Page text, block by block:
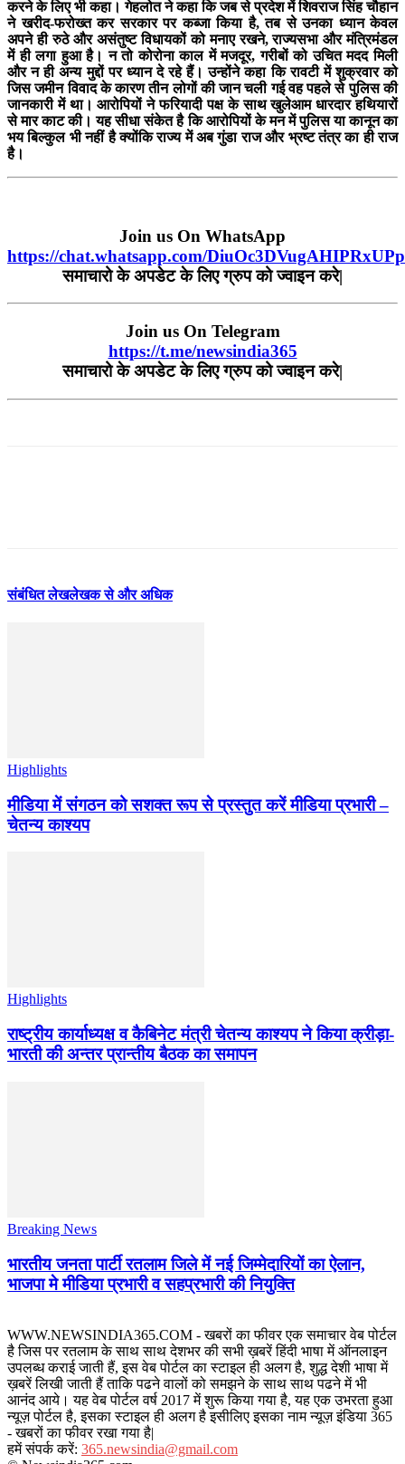
करने के लिए भी कहा। गेहलोत ने कहा कि जब से प्रदेश में शिवराज सिंह चौहान
ने खरीद-फरोख्त कर सरकार पर कब्जा किया है, तब से उनका ध्यान केवल
अपने ही रुठे और असंतुष्ट विधायकों को मनाए रखने, राज्यसभा और मंत्रिमंडल
में ही लगा हुआ है। न तो कोरोना काल में मजदूर, गरीबों को उचित मदद मिली
और न ही अन्य मुद्दों पर ध्यान दे रहे हैं। उन्होंने कहा कि रावटी में शुक्रवार को
जिस जमीन विवाद के कारण तीन लोगों की जान चली गई वह पहले से पुलिस की
जानकारी में था। आरोपियों ने फरियादी पक्ष के साथ खुलेआम धारदार हथियारों
से मार काट की। यह सीधा संकेत है कि आरोपियों के मन में पुलिस या कानून का
भय बिल्कुल भी नहीं है क्योंकि राज्य में अब गुंडा राज और भ्रष्ट तंत्र का ही राज
है।
Join us On WhatsApp
https://chat.whatsapp.com/
समाचारो के अपडेट के लिए ग्रुप को ज्वाइन करे|
Join us On Telegram
https://t.me/newsindia365
समाचारोकेअपडेटकेलिएग्रुपकोज्वाइनकरे|
संबंधित लेखलेखक से और अधिक
Highlights
मीडिया में संगठन को सशक्त रूप से प्रस्तुत करें मीडिया प्रभारी –
चेतन्य काश्यप
Highlights
राष्ट्रीय कार्याध्यक्ष व कैबिनेट मंत्री चेतन्य काश्यप ने किया क्रीड़ा-
भारती की अन्तर प्रान्तीय बैठक का समापन
Breaking News
भारतीय जनता पार्टी रतलाम जिले में नई जिम्मेदारियों का ऐलान,
भाजपा मे मीडिया प्रभारी व सहप्रभारी की नियुक्ति
WWW.NEWSINDIA365.COM - खबरों का फीवर एक समाचार वेब पोर्टल
है जिस पर रतलाम के साथ साथ देशभर की सभी ख़बरें हिंदी भाषा में ऑनलाइन
उपलब्ध कराई जाती हैं, इस वेब पोर्टल का स्टाइल ही अलग है, शुद्ध देशी भाषा में
ख़बरें लिखी जाती हैं ताकि पढने वालों को समझने के साथ साथ पढने में भी
आनंद आये। यह वेब पोर्टल वर्ष 2017 में शुरू किया गया है, यह एक उभरता हुआ
न्यूज़ पोर्टल है, इसका स्टाइल ही अलग है इसीलिए इसका नाम न्यूज़ इंडिया 365
- खबरों का फीवर रखा गया है|
हमें संपर्क करें: 365.newsindia@gmail.com